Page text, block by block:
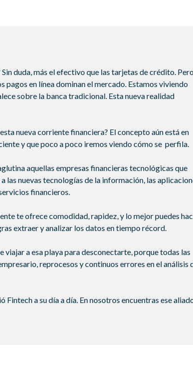
duda, más el efectivo que las tarjetas de crédito.
pagos en línea dominan el mercado. Estamos viviendo
sobre la banca tradicional. Esta nueva realidad
nueva corriente financiera? El concepto aún está en
y que poco a poco iremos viendo cómo se perfila.
aquellas empresas financieras tecnológicas que
las nuevas tecnologías de la información, las
financieros.
te ofrece comodidad, rapidez, y lo mejor puedes
extraer y analizar los datos en tiempo récord.
a esa playa para desconectarte, porque todas las
reprocesos y continuos errores en el análisis
Fintech a su día a día. En nosotros encuentras ese